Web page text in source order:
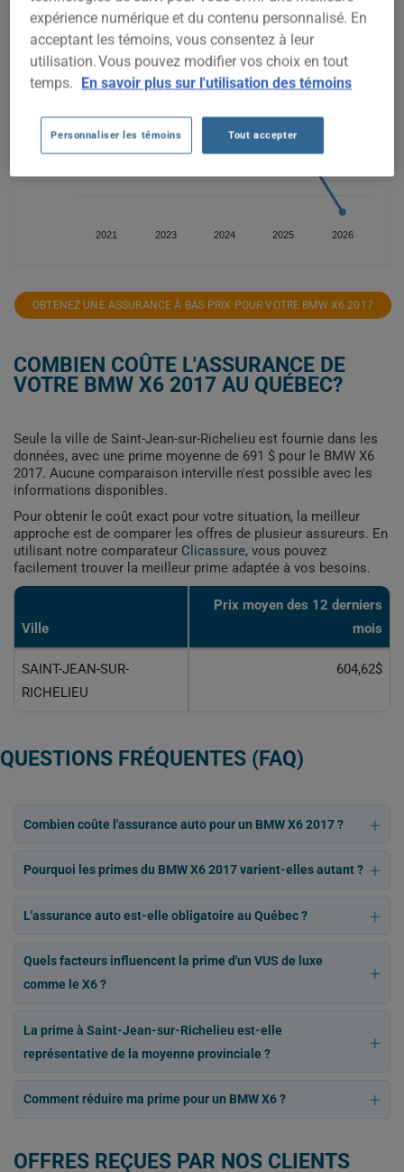
2021 2023 2024 2025 2026
2 000$
OBTENEZ UNE ASSURANCE À BAS PRIX POUR VOTRE BMW X6 2017
COMBIEN COÛTE L'ASSURANCE DE
VOTRE BMW X6 2017 AU QUÉBEC?
Seule la ville de Saint-Jean-sur-Richelieu est fournie dans les
données, avec une prime moyenne de 691 $ pour le BMW X6
2017. Aucune comparaison interville n'est possible avec les
informations disponibles.
Pour obtenir le coût exact pour votre situation, la meilleur
approche est de comparer les offres de plusieur assureurs. En
utilisant notre comparateur Clicassure, vous pouvez
facilement trouver la meilleur prime adaptée à vos besoins.
Ville
Prix ​​moyen des 12 derniers
mois
SAINT-JEAN-SUR-
RICHELIEU
604,62$
QUESTIONS FRÉQUENTES (FAQ)
Combien coûte l'assurance auto pour un BMW X6 2017 ?
Pourquoi les primes du BMW X6 2017 varient-elles autant ?
L'assurance auto est-elle obligatoire au Québec ?
Quels facteurs influencent la prime d'un VUS de luxe
comme le X6 ?
La prime à Saint-Jean-sur-Richelieu est-elle
représentative de la moyenne provinciale ?
Comment réduire ma prime pour un BMW X6 ?
OFFRES REÇUES PAR NOS CLIENTS
expérience numérique et du contenu personnalisé. En
acceptant les témoins, vous consentez à leur
utilisation. Vous pouvez modifier vos choix en tout
temps. En savoir plus sur l'utilisation des témoins
Personnaliser les témoins Tout accepter